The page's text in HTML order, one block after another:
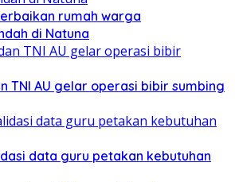
rumah warga
di Natuna
TNI AU gelar operasi bibir sumbing
data guru petakan kebutuhan